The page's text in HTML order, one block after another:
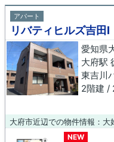
アパート
リバティヒルズ吉田Ⅰ
愛知県
大府駅
東吉川
2階建 /
NEW